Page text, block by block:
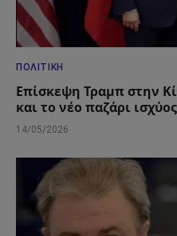
ΠΟΛΙΤΙΚΉ
Επίσκεψη Τραμπ στην
και το νέο παζάρι
14/05/2026